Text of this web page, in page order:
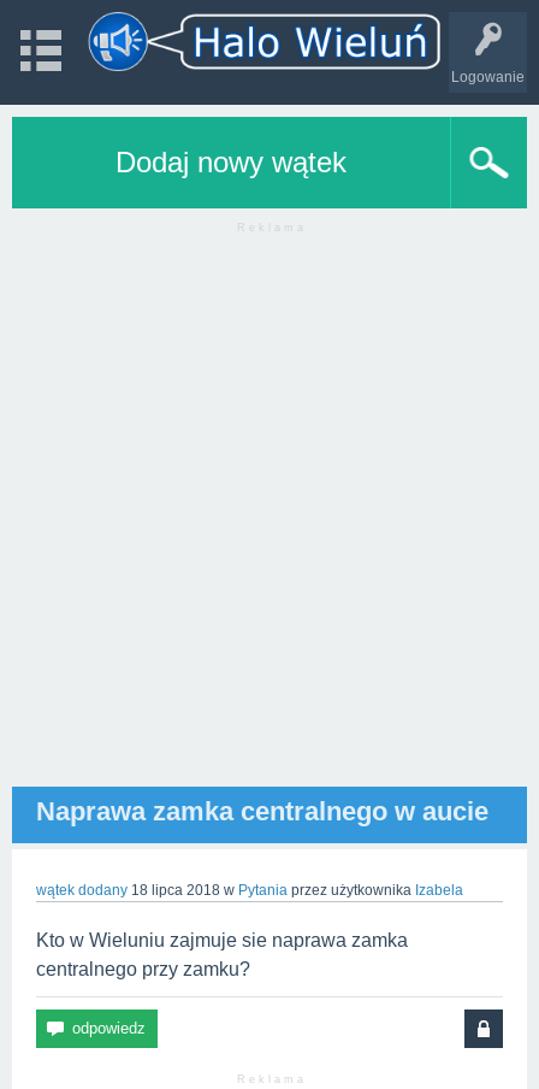
Logowanie
Dodaj nowy wątek
R e k l a m a
Naprawa zamka centralnego w aucie
wątek dodany 18 lipca 2018 w Pytania przez użytkownika Izabela
Kto w Wieluniu zajmuje sie naprawa zamka
centralnego przy zamku?
R e k l a m a